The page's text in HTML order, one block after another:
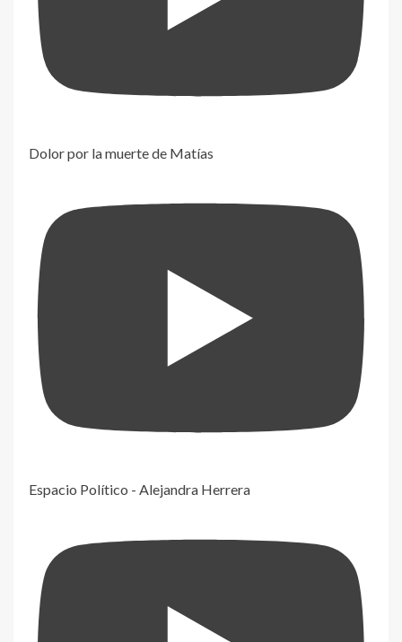
Dolor por la muerte de Matías
Espacio Político - Alejandra Herrera